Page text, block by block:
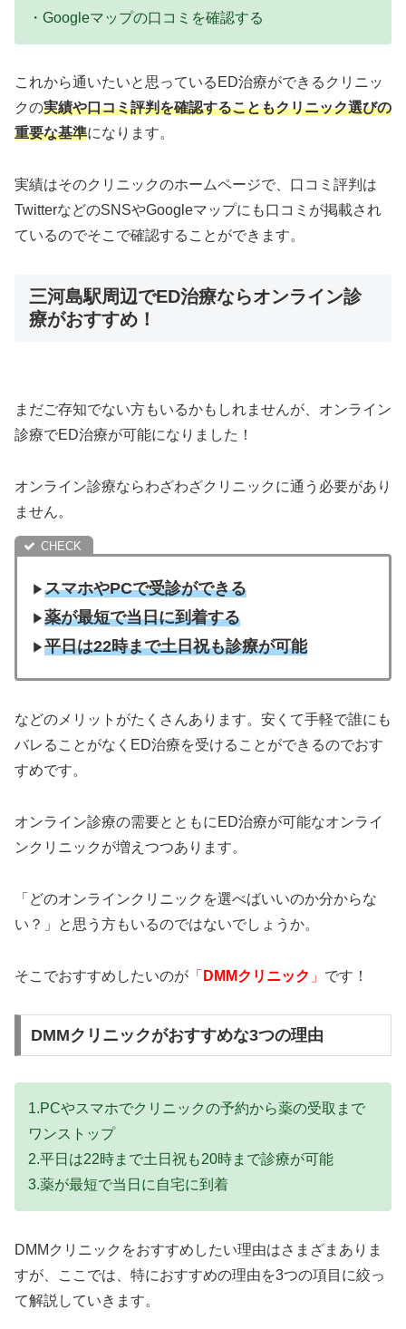
・Googleマップの口コミを確認する
これから通いたいと思っているED治療ができるクリニッ
クの実績や口コミ評判を確認することもクリニック選びの
重要な基準になります。
実績はそのクリニックのホームページで、口コミ評判は
TwitterなどのSNSやGoogleマップにも口コミが掲載され
ているのでそこで確認することができます。
三河島駅周辺でED治療ならオンライン診
療がおすすめ！
まだご存知でない方もいるかもしれませんが、オンライン
診療でED治療が可能になりました！
オンライン診療ならわざわざクリニックに通う必要があり
ません。
▶︎スマホやPCで受診ができる
▶︎薬が最短で当日に到着する
▶︎平日は22時まで土日祝も診療が可能
などのメリットがたくさんあります。安くて手軽で誰にも
バレることがなくED治療を受けることができるのでおす
すめです。
オンライン診療の需要とともにED治療が可能なオンライ
ンクリニックが増えつつあります。
「どのオンラインクリニックを選べばいいのか分からな
い？」と思う方もいるのではないでしょうか。
そこでおすすめしたいのが 「 DMMクリニック 」 です！
DMMクリニックがおすすめな3つの理由
1.PCやスマホでクリニックの予約から薬の受取まで
ワンストップ
2.平日は22時まで土日祝も20時まで診療が可能
3.薬が最短で当日に自宅に到着
DMMクリニックをおすすめしたい理由はさまざまありま
すが、ここでは、特におすすめの理由を3つの項目に絞っ
て解説していきます。